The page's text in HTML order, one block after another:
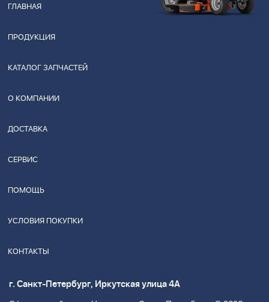
ГЛАВНАЯ
ПРОДУКЦИЯ
КАТАЛОГ ЗАПЧАСТЕЙ
О КОМПАНИИ
ДОСТАВКА
СЕРВИС
ПОМОЩЬ
УСЛОВИЯ ПОКУПКИ
КОНТАКТЫ
г. Санкт-Петербург, Иркутская улица 4А